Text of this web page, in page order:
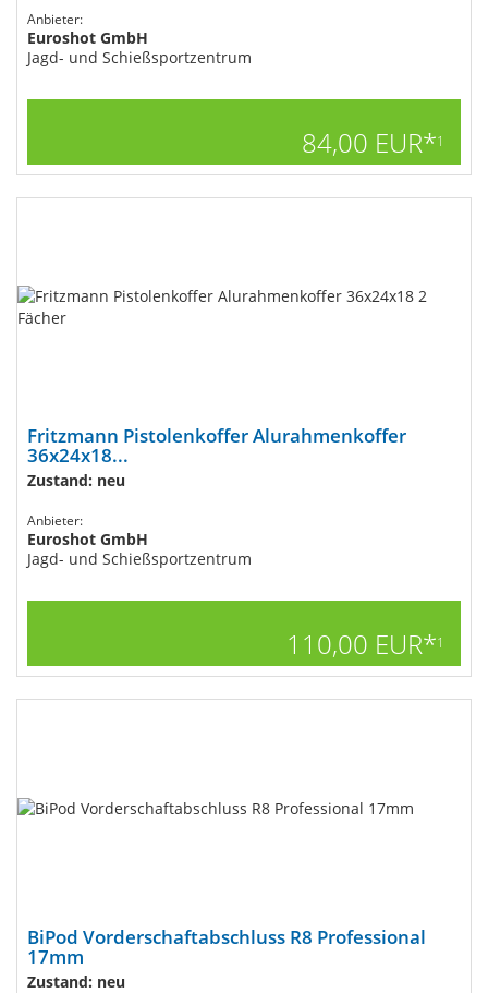
Anbieter:
Euroshot GmbH
Jagd- und Schießsportzentrum
84,00 EUR*1
Fritzmann Pistolenkoffer Alurahmenkoffer​
36x24x18...
Zustand: neu
Anbieter:
Euroshot GmbH
Jagd- und Schießsportzentrum
110,00 EUR*1
BiPod Vorderschaftabschluss R8 Professional
17mm
Zustand: neu